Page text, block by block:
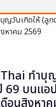
ทำบุ
69 บนแอป